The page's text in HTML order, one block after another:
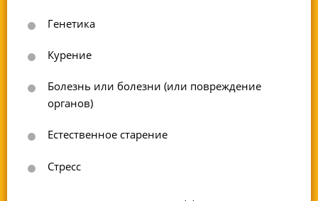
Генетика
Курение
Болезнь или болезни (или повреждение
органов)
Естественное старение
Стресс